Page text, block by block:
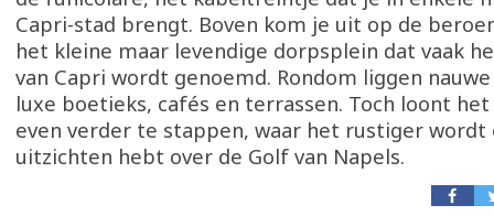
Capri-stad brengt. Boven kom je uit op de
het kleine maar levendige dorpsplein dat vaak
van Capri wordt genoemd. Rondom liggen
luxe boetieks, cafés en terrassen. Toch loont
even verder te stappen, waar het rustiger wordt
uitzichten hebt over de Golf van Napels.